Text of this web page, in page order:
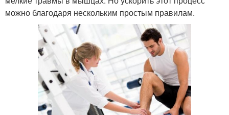
можно благодаря нескольким простым правилам.